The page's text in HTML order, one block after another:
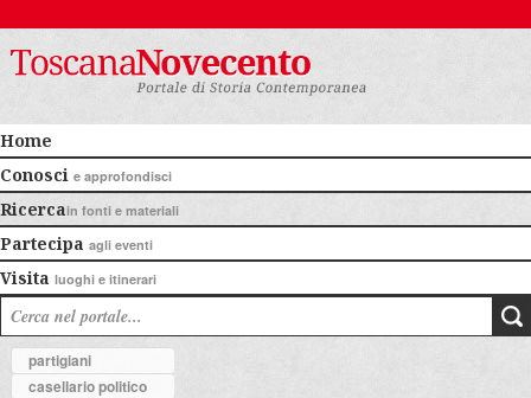
Home
Conosci e approfondisci
Ricercain fonti e materiali
Partecipa agli eventi
Visita luoghi e itinerari
partigiani
casellario politico